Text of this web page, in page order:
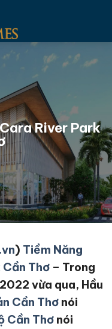
River Park
) Tiềm Năng
Thơ – Trong
vừa qua, Hầu
Cần Thơ nói
Cần Thơ nói